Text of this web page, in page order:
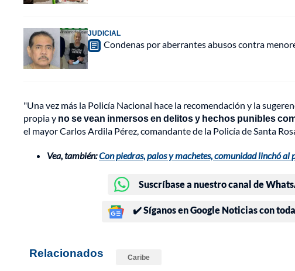
JUDICIAL
Condenas por aberrantes abusos contra
"Una vez más la Policía Nacional hace la recomendación y la
propia y no se vean inmersos en delitos y hechos punibles
el mayor Carlos Ardila Pérez, comandante de la Policía de Santa
Vea, también:Con piedras, palos y machetes, comunidad linchó al
Suscríbase a nuestro canal de
✔️ Síganos en Google Noticias con
Relacionados Caribe